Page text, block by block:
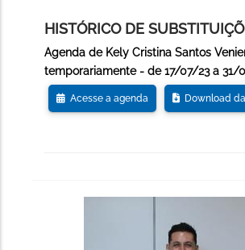
HISTÓRICO DE
Agenda de Kely Cristina Santos
temporariamente - de 17/07/23 a 31/
Acesse a agenda Download